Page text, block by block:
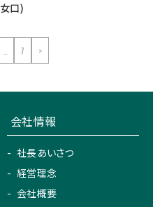
女口)
7 >
会社情報
社長あいさつ
経営理念
会社概要